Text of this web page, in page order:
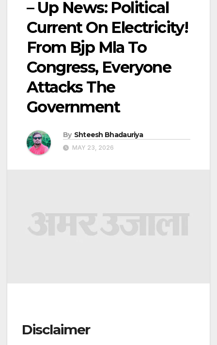
– Up News: Political
Current On Electricity!
From Bjp Mla To
Congress, Everyone
Attacks The
Government
By Shteesh Bhadauriya
MAY 23, 2026
Disclaimer